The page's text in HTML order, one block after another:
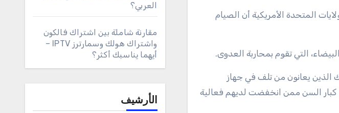
المتحدة الأمريكية أن الصيام
التي تقوم بمحاربة العدوى.
الذين يعانون من تلف في جهاز
كبار السن ممن انخفضت لديهم فعالية
العربي؟
مقارنة شاملة بين اشتراك فالكون
واشتراك هولك وسمارترز IPTV –
أيهما يناسبك أكثر؟
الأرشيف